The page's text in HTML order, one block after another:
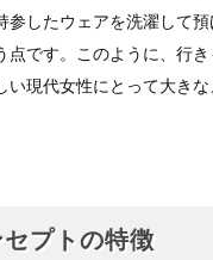
参したウェアを洗濯して
点です。このように、行
い現代女性にとって大き
セプトの特徴